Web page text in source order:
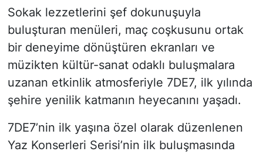
Sokak lezzetlerini şef dokunuşuyla
buluşturan menüleri, maç coşkusunu ortak
bir deneyime dönüştüren ekranları ve
müzikten kültür-sanat odaklı buluşmalara
uzanan etkinlik atmosferiyle 7DE7, ilk yılında
şehire yenilik katmanın heyecanını yaşadı.
7DE7’nin ilk yaşına özel olarak düzenlenen
Yaz Konserleri Serisi’nin ilk buluşmasında